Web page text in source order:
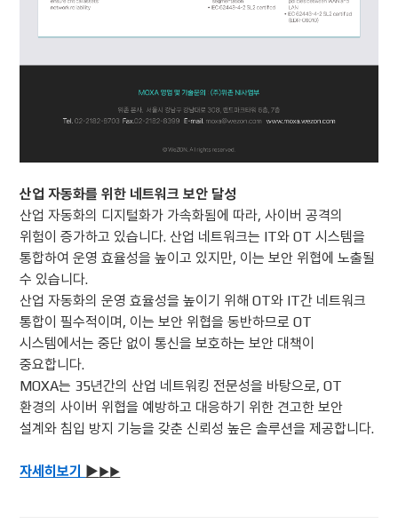
산업 자동화를 위한 네트워크 보안 달성
산업 자동화의 디지털화가 가속화됨에 따라, 사이버 공격의
위험이 증가하고 있습니다. 산업 네트워크는 IT와 OT 시스템을
통합하여 운영 효율성을 높이고 있지만, 이는 보안 위협에 노출될
수 있습니다.
산업 자동화의 운영 효율성을 높이기 위해 OT와 IT간 네트워크
통합이 필수적이며, 이는 보안 위협을 동반하므로 OT
시스템에서는 중단 없이 통신을 보호하는 보안 대책이
중요합니다.
MOXA는 35년간의 산업 네트워킹 전문성을 바탕으로, OT
환경의 사이버 위협을 예방하고 대응하기 위한 견고한 보안
설계와 침입 방지 기능을 갖춘 신뢰성 높은 솔루션을 제공합니다.
자세히보기 ▶ ▶ ▶